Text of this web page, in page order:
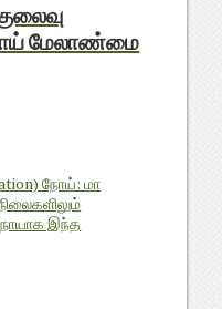
மேலாண்மை
நோய்: மா
இந்த